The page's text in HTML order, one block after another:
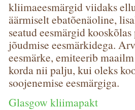
kliimaeesmärgid viidaks
äärmiselt ebatõenäoline,
seatud eesmärgid
jõudmise eesmärkidega.
eesmärke, emiteerib
korda nii palju, kui oleks
soojenemise eesmärgiga.
Glasgow kliimapakt